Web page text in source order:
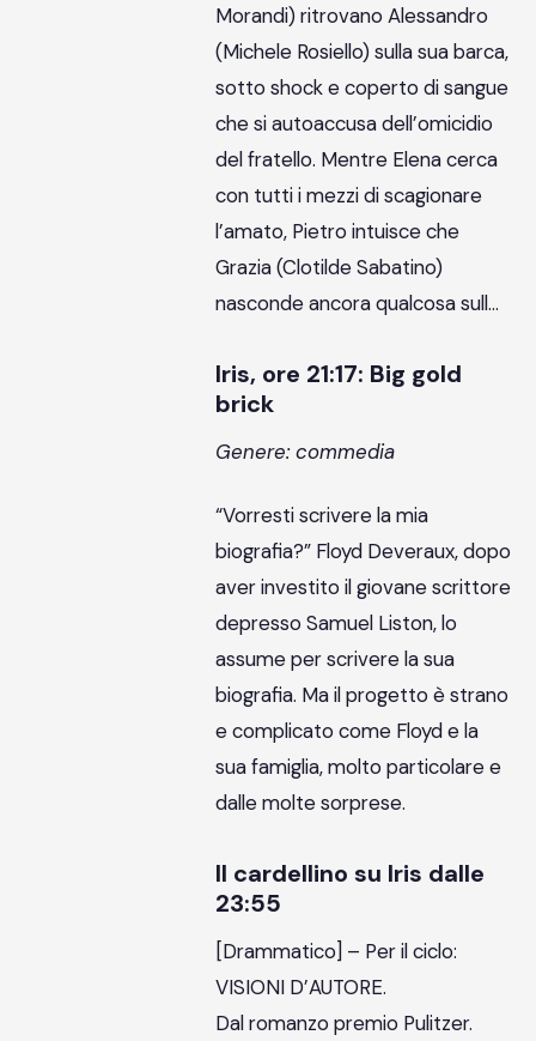
Morandi) ritrovano Alessandro
(Michele Rosiello) sulla sua barca,
sotto shock e coperto di sangue
che si autoaccusa dell’omicidio
del fratello. Mentre Elena cerca
con tutti i mezzi di scagionare
l’amato, Pietro intuisce che
Grazia (Clotilde Sabatino)
nasconde ancora qualcosa sull…
Iris, ore 21:17: Big gold
brick
Genere: commedia
“Vorresti scrivere la mia
biografia?” Floyd Deveraux, dopo
aver investito il giovane scrittore
depresso Samuel Liston, lo
assume per scrivere la sua
biografia. Ma il progetto è strano
e complicato come Floyd e la
sua famiglia, molto particolare e
dalle molte sorprese.
Il cardellino su Iris dalle
23:55
[Drammatico] – Per il ciclo:
VISIONI D’AUTORE.
Dal romanzo premio Pulitzer.